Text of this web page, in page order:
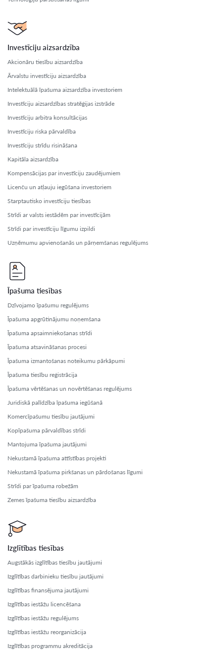
Investīciju aizsardzība
Akcionāru tiesību aizsardzība
Ārvalstu investīciju aizsardzība
Intelektuālā īpašuma aizsardzība investoriem
Investīciju aizsardzības stratēģijas izstrāde
Investīciju arbitra konsultācijas
Investīciju riska pārvaldība
Investīciju strīdu risināšana
Kapitāla aizsardzība
Kompensācijas par investīciju zaudējumiem
Licenču un atļauju iegūšana investoriem
Starptautisko investīciju tiesības
Strīdi ar valsts iestādēm par investīcijām
Strīdi par investīciju līgumu izpildi
Uzņēmumu apvienošanās un pārņemšanas regulējums
Īpašuma tiesības
Dzīvojamo īpašumu regulējums
Īpašuma apgrūtinājumu noņemšana
Īpašuma apsaimniekošanas strīdi
Īpašuma atsavināšanas procesi
Īpašuma izmantošanas noteikumu pārkāpumi
Īpašuma tiesību reģistrācija
Īpašuma vērtēšanas un novērtēšanas regulējums
Juridiskā palīdzība īpašuma iegūšanā
Komercīpašumu tiesību jautājumi
Kopīpašuma pārvaldības strīdi
Mantojuma īpašuma jautājumi
Nekustamā īpašuma attīstības projekti
Nekustamā īpašuma pirkšanas un pārdošanas līgumi
Strīdi par īpašuma robežām
Zemes īpašuma tiesību aizsardzība
Izglītības tiesības
Augstākās izglītības tiesību jautājumi
Izglītības darbinieku tiesību jautājumi
Izglītības finansējuma jautājumi
Izglītības iestāžu licencēšana
Izglītības iestāžu regulējums
Izglītības iestāžu reorganizācija
Izglītības programmu akreditācija